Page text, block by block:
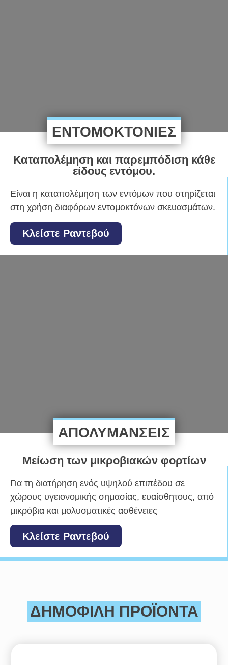
ΕΝΤΟΜΟΚΤΟΝΙΕΣ
Καταπολέμηση και παρεμπόδιση κάθε
είδους εντόμου.
Είναι η καταπολέμηση των εντόμων που στηρίζεται
στη χρήση διαφόρων εντομοκτόνων σκευασμάτων.
Κλείστε Ραντεβού
ΑΠΟΛΥΜΑΝΣΕΙΣ
Μείωση των μικροβιακών φορτίων
Για τη διατήρηση ενός υψηλού επιπέδου σε
χώρους υγειονομικής σημασίας, ευαίσθητους, από
μικρόβια και μολυσματικές ασθένειες
Κλείστε Ραντεβού
ΔΗΜΟΦΙΛΗ ΠΡΟΪΟΝΤΑ